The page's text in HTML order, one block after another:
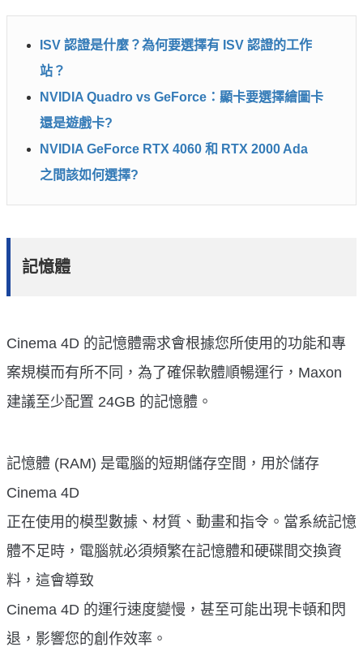
ISV 認證是什麼？為何要選擇有 ISV 認證的工作
站？
NVIDIA Quadro vs GeForce：顯卡要選擇繪圖卡
還是遊戲卡?
NVIDIA GeForce RTX 4060 和 RTX 2000 Ada
之間該如何選擇?
記憶體
Cinema 4D 的記憶體需求會根據您所使用的功能和專
案規模而有所不同，為了確保軟體順暢運行，Maxon
建議至少配置 24GB 的記憶體。
記憶體 (RAM) 是電腦的短期儲存空間，用於儲存
Cinema 4D
正在使用的模型數據、材質、動畫和指令。當系統記憶
體不足時，電腦就必須頻繁在記憶體和硬碟間交換資
料，這會導致
Cinema 4D 的運行速度變慢，甚至可能出現卡頓和閃
退，影響您的創作效率。